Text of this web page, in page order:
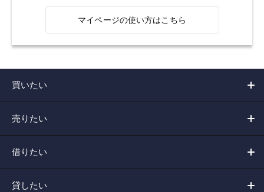
マイページの使い方はこちら
買いたい
売りたい
借りたい
貸したい